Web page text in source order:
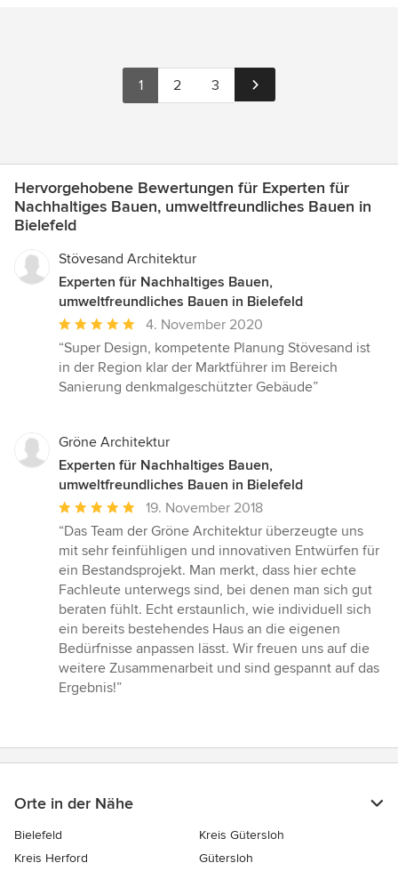
1 2 3
Hervorgehobene Bewertungen für Experten für
Nachhaltiges Bauen, umweltfreundliches Bauen in
Bielefeld
Stövesand Architektur
Experten für Nachhaltiges Bauen,
umweltfreundliches Bauen in Bielefeld
Durchschnittliche
Bewertung:
5
von
4. November 2020
“Super Design, kompetente Planung Stövesand ist
in der Region klar der Marktführer im Bereich
Sanierung denkmalgeschützter Gebäude”
Gröne Architektur
Experten für Nachhaltiges Bauen,
umweltfreundliches Bauen in Bielefeld
Durchschnittliche
Bewertung:
5
von
5
Sternen
19. November 2018
“Das Team der Gröne Architektur überzeugte uns
mit sehr feinfühligen und innovativen Entwürfen für
ein Bestandsprojekt. Man merkt, dass hier echte
Fachleute unterwegs sind, bei denen man sich gut
beraten fühlt. Echt erstaunlich, wie individuell sich
ein bereits bestehendes Haus an die eigenen
Bedürfnisse anpassen lässt. Wir freuen uns auf die
weitere Zusammenarbeit und sind gespannt auf das
Ergebnis!”
Orte in der Nähe
Bielefeld
Kreis Gütersloh
Kreis Herford
Gütersloh